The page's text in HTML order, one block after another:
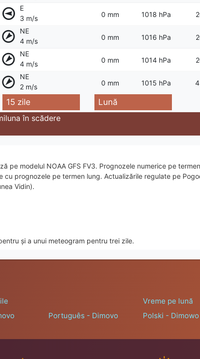
E
3 m/s
0 mm 1018 hPa
NE
4 m/s
0 mm 1016 hPa
NE
4 m/s
0 mm 1014 hPa
NE
2 m/s
0 mm 1015 hPa
15 zile
Lună
în scădere
pe modelul NOAA GFS FV3. Prognozele numerice pe
prognozele pe termen lung. Actualizările regulate pe
Vidin).
și a unui meteogram pentru trei zile.
Vreme pe lună
Português - Dimovo Polski - Dimowo